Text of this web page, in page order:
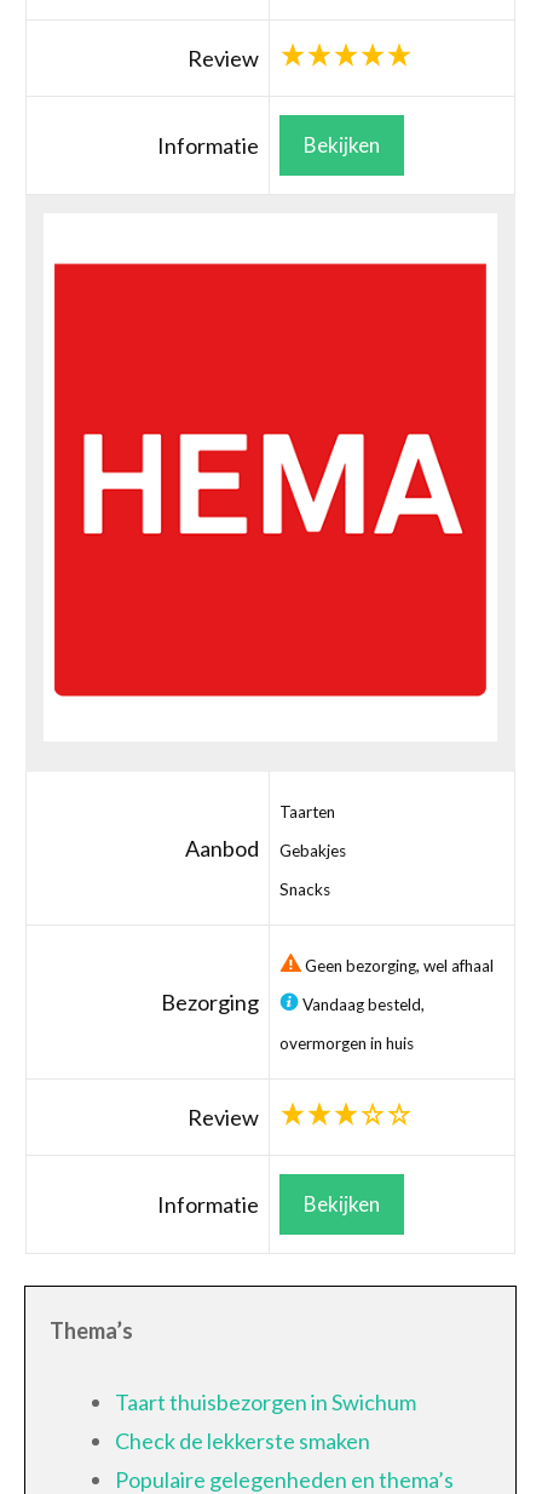
Review
Informatie Bekijken
Aanbod
Taarten
Gebakjes
Snacks
Bezorging
Geen bezorging, wel afhaal
Vandaag besteld,
overmorgen in huis
Review
Informatie Bekijken
Thema’s
Taart thuisbezorgen in Swichum
Check de lekkerste smaken
Populaire gelegenheden en thema’s